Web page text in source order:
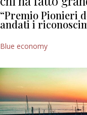
“Premio Pionieri
andati i
Blue economy